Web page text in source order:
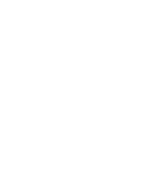
أن بلداننا
الذين
بالأسلحة،
بسبب
أيضاً